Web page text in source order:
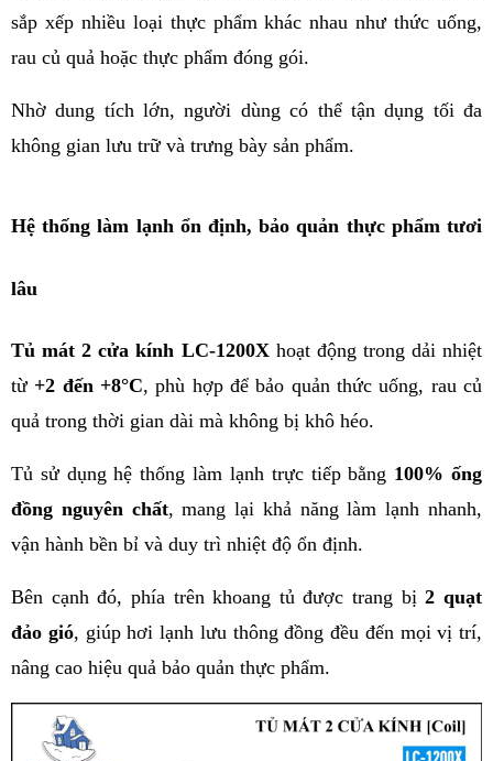
sắp xếp nhiều loại thực phẩm khác nhau như thức uống,
rau củ quả hoặc thực phẩm đóng gói.
Nhờ dung tích lớn, người dùng có thể tận dụng tối đa
không gian lưu trữ và trưng bày sản phẩm.
Hệ thống làm lạnh ổn định, bảo quản thực phẩm tươi
lâu
Tủ mát 2 cửa kính LC-1200X hoạt động trong dải nhiệt
từ +2 đến +8°C, phù hợp để bảo quản thức uống, rau củ
quả trong thời gian dài mà không bị khô héo.
Tủ sử dụng hệ thống làm lạnh trực tiếp bằng 100% ống
đồng nguyên chất, mang lại khả năng làm lạnh nhanh,
vận hành bền bỉ và duy trì nhiệt độ ổn định.
Bên cạnh đó, phía trên khoang tủ được trang bị 2 quạt
đảo gió, giúp hơi lạnh lưu thông đồng đều đến mọi vị trí,
nâng cao hiệu quả bảo quản thực phẩm.